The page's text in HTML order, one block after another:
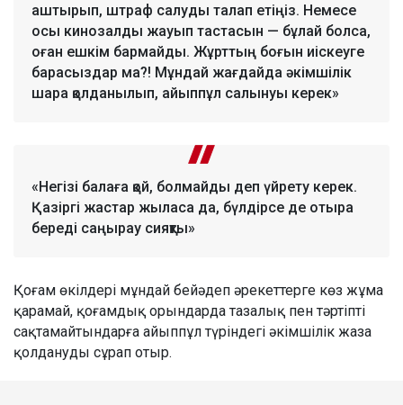
аштырып, штраф салуды талап етіңіз. Немесе
осы кинозалды жауып тастасын — бұлай болса,
оған ешкім бармайды. Жұрттың боғын иіскеуге
барасыздар ма?! Мұндай жағдайда әкімшілік
шара қолданылып, айыппұл салынуы керек»
«Негізі балаға қой, болмайды деп үйрету керек.
Қазіргі жастар жыласа да, бүлдірсе де отыра
береді саңырау сияқты»
Қоғам өкілдері мұндай бейәдеп әрекеттерге көз жұма
қарамай, қоғамдық орындарда тазалық пен тәртіпті
сақтамайтындарға айыппұл түріндегі әкімшілік жаза
қолдануды сұрап отыр.